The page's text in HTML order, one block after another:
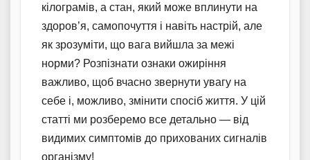
кілограмів, а стан, який може вплинути на
здоров’я, самопочуття і навіть настрій, але
як зрозуміти, що вага вийшла за межі
норми? Розпізнати ознаки ожиріння
важливо, щоб вчасно звернути увагу на
себе і, можливо, змінити спосіб життя. У цій
статті ми розберемо все детально — від
видимих симптомів до прихованих сигналів
організму!